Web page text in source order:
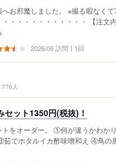
お邪魔しました。 ※撮る暇なくて
・・・・・・・・・・・・ 【注
2026/06 訪問 1回
776人
セット1350円(税抜)！
トをオーダー。 ①何が違うかわか
でホタルイカ酢味噌和え ④鳥の